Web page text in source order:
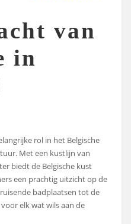
van
in
rol in het Belgische
Met een kustlijn van
biedt de Belgische kust
een prachtig uitzicht op de
badplaatsen tot de
elk wat wils aan de